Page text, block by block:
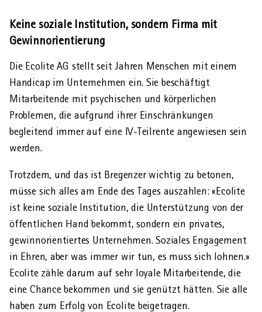
Keine soziale Institution, sondern Firma mit
Gewinnorientierung
Die Ecolite AG stellt seit Jahren Menschen mit einem
Handicap im Unternehmen ein. Sie beschäftigt
Mitarbeitende mit psychischen und körperlichen
Problemen, die aufgrund ihrer Einschränkungen
begleitend immer auf eine IV-Teilrente angewiesen sein
werden.
Trotzdem, und das ist Bregenzer wichtig zu betonen,
müsse sich alles am Ende des Tages auszahlen: «Ecolite
ist keine soziale Institution, die Unter­stützung von der
öffentlichen Hand bekommt, sondern ein privates,
gewinn­orientiertes Unter­nehmen. Soziales Engagement
in Ehren, aber was immer wir tun, es muss sich lohnen.»
Ecolite zähle darum auf sehr loyale Mitarbeitende, die
eine Chance bekommen und sie genützt hätten. Sie alle
haben zum Erfolg von Ecolite beigetragen.